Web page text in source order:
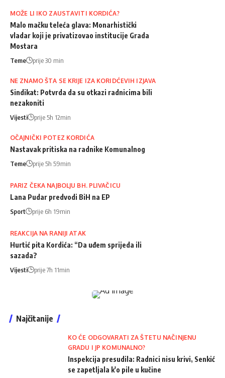
MOŽE LI IKO ZAUSTAVITI KORDIĆA?
Malo mačku teleća glava: Monarhistički
vladar koji je privatizovao institucije Grada
Mostara
Teme prije 30 min
NE ZNAMO ŠTA SE KRIJE IZA KORIDĆEVIH IZJAVA
Sindikat: Potvrda da su otkazi radnicima bili
nezakoniti
Vijesti prije 5h 12min
OČAJNIČKI POTEZ KORDIĆA
Nastavak pritiska na radnike Komunalnog
Teme prije 5h 59min
PARIZ ČEKA NAJBOLJU BH. PLIVAČICU
Lana Pudar predvodi BiH na EP
Sport prije 6h 19min
REAKCIJA NA RANIJI ATAK
Hurtić pita Kordića: “Da uđem sprijeda ili
sazada?
Vijesti prije 7h 11min
Najčitanije
KO ĆE ODGOVARATI ZA ŠTETU NAČINJENU
GRADU I JP KOMUNALNO?
Inspekcija presudila: Radnici nisu krivi, Senkić
se zapetljala k'o pile u kučine